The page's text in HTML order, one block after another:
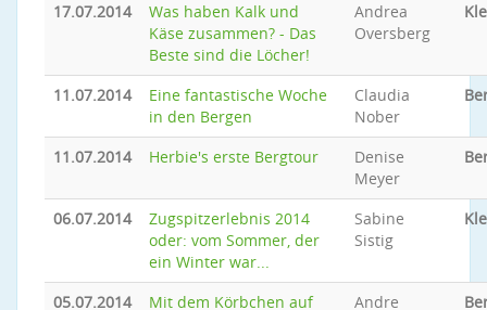
17.07.2014
Was haben Kalk und
Käse zusammen? - Das
Beste sind die Löcher!
Andrea
Oversberg
11.07.2014
Eine fantastische Woche
in den Bergen
Claudia
Nober
11.07.2014 Herbie's erste Bergtour
Denise
Meyer
06.07.2014
Zugspitzerlebnis 2014
oder: vom Sommer, der
ein Winter war...
Sabine
Sistig
05.07.2014
Mit dem Körbchen auf
Andre